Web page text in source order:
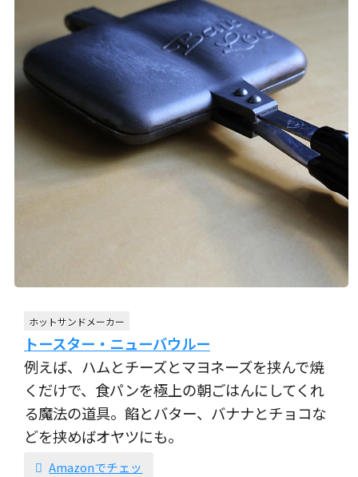
ホットサンドメーカー
トースター・ニューバウルー
例えば、ハムとチーズとマヨネーズを挟んで焼
くだけで、食パンを極上の朝ごはんにしてくれ
る魔法の道具。餡とバター、バナナとチョコな
どを挟めばオヤツにも。
Amazonでチェッ